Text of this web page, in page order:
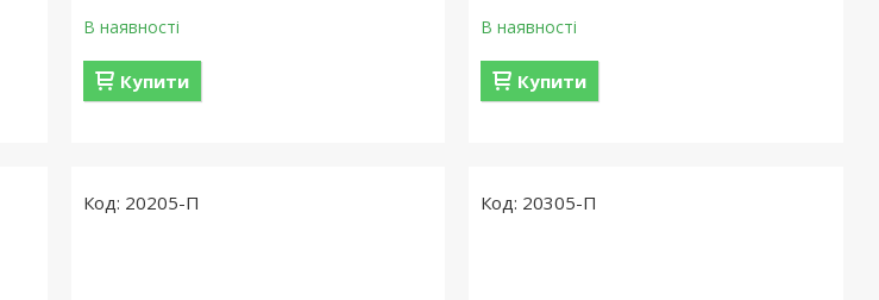
В наявності
Купити
В наявності
Купити
20205-П 20305-П